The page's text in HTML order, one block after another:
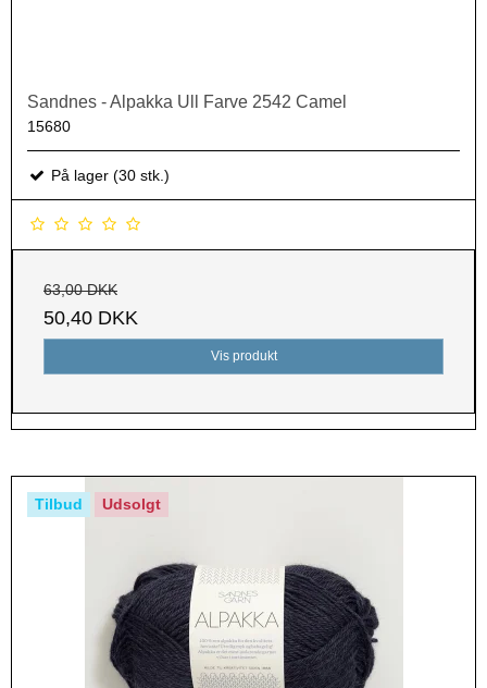
Sandnes - Alpakka Ull Farve 2542 Camel
15680
På lager (30 stk.)
63,00 DKK
50,40 DKK
Vis produkt
Tilbud Udsolgt